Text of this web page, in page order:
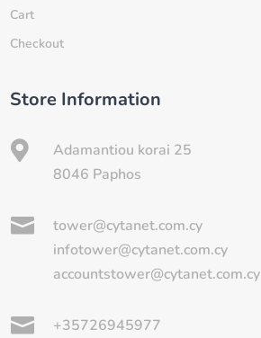
Cart
Checkout
Store Information

Adamantiou korai 25
8046 Paphos

tower@cytanet.com.cy
infotower@cytanet.com.cy
accountstower@cytanet.com.cy

+35726945977